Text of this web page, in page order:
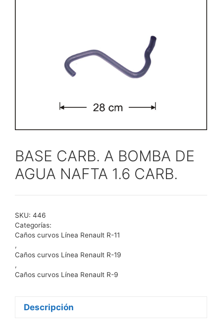
BASE CARB. A BOMBA DE
AGUA NAFTA 1.6 CARB.
SKU: 446
Categorías:
Caños curvos Línea Renault R-11
,
Caños curvos Línea Renault R-19
,
Caños curvos Línea Renault R-9
Descripción